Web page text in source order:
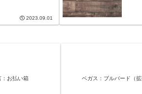
2023.09.01
：お払い箱 ベガス：ブルバード（拡